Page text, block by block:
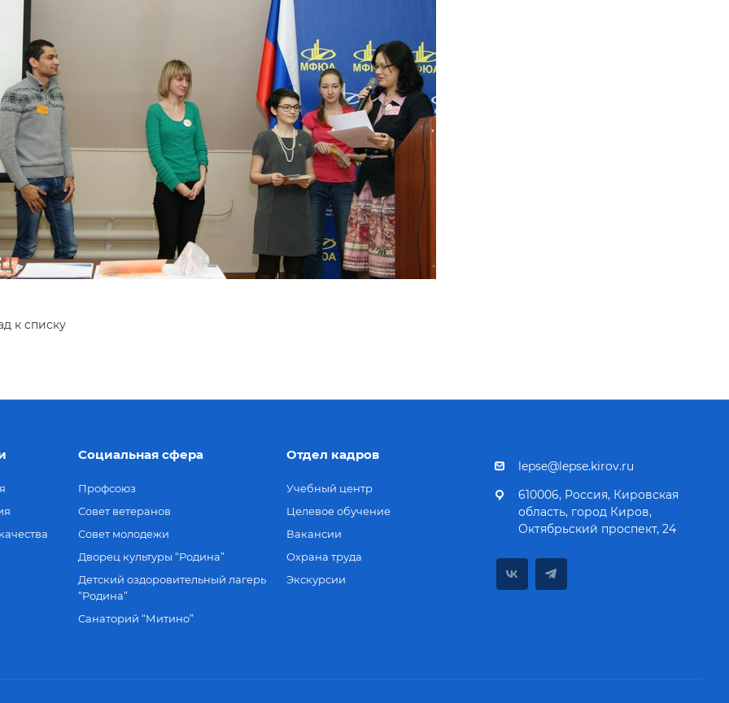
к списку
Социальная сфера
Профсоюз
Совет ветеранов
Совет молодежи
Дворец культуры “Родина”
Детский оздоровительный лагерь
“Родина”
Санаторий “Митино”
Отдел кадров
Учебный центр
Целевое обучение
Вакансии
Охрана труда
Экскурсии
lepse@lepse.kirov.ru
610006, Россия, Кировская
область, город Киров,
Октябрьский проспект, 24